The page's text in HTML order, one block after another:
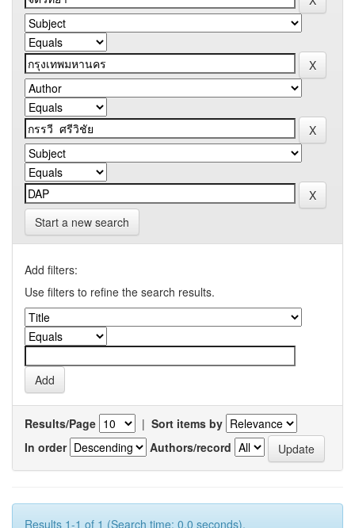
Start a new search
Add filters:
Use filters to refine the search results.
Results/Page | Sort items by
In order
Authors/record
Results 1-1 of 1 (Search time: 0.0 seconds).